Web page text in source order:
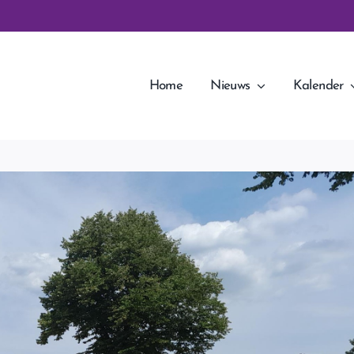
Home Nieuws Kalender